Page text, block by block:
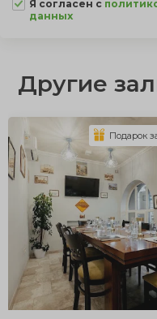
Я согласен с
данных
Другие
Подарок